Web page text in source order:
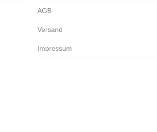
AGB
Versand
Impressum